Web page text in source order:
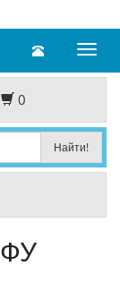
Toggle
0